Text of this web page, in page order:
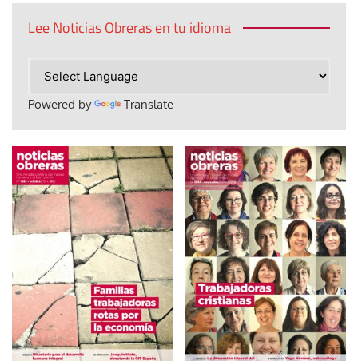
Lee Noticias Obreras en tu idioma
Powered by Translate